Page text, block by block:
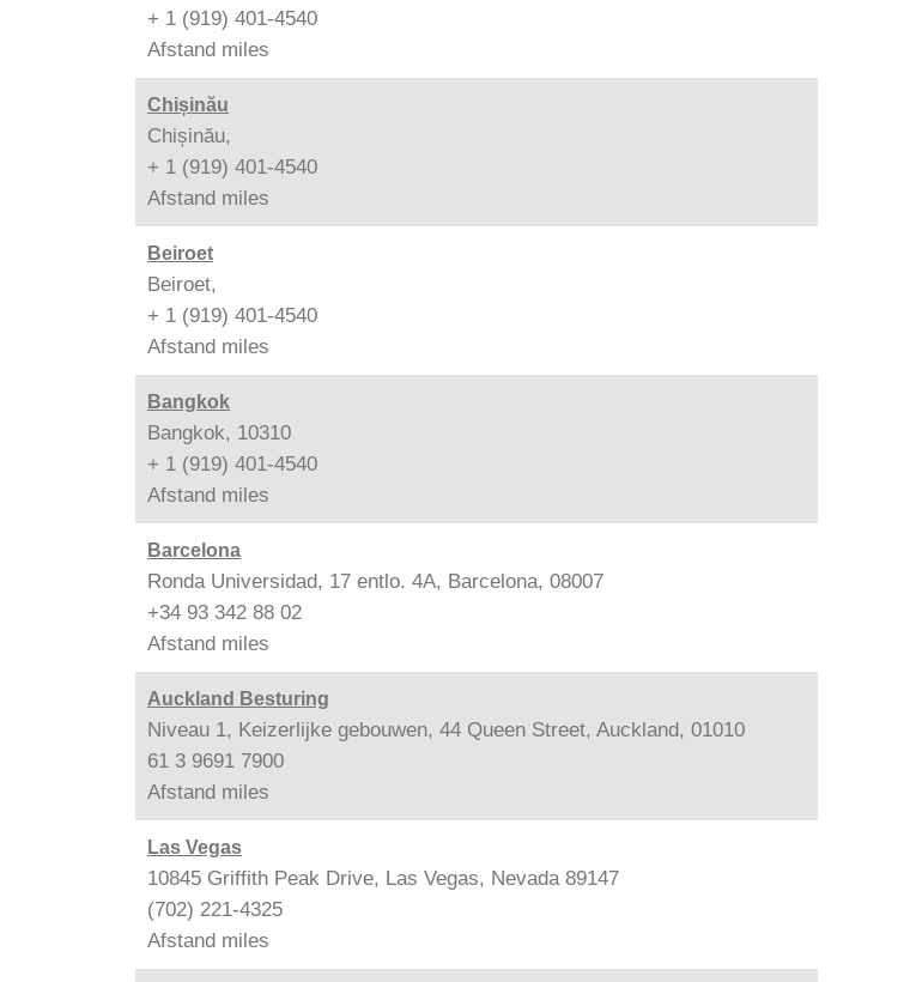
+ 1 (919) 401-4540
Afstand miles
Chișinău
Chișinău,
+ 1 (919) 401-4540
Afstand miles
Beiroet
Beiroet,
+ 1 (919) 401-4540
Afstand miles
Bangkok
Bangkok, 10310
+ 1 (919) 401-4540
Afstand miles
Barcelona
Ronda Universidad, 17 entlo. 4A, Barcelona, 08007
+34 93 342 88 02
Afstand miles
Auckland Besturing
Niveau 1, Keizerlijke gebouwen, 44 Queen Street, Auckland, 01010
61 3 9691 7900
Afstand miles
Las Vegas
10845 Griffith Peak Drive, Las Vegas, Nevada 89147
(702) 221-4325
Afstand miles